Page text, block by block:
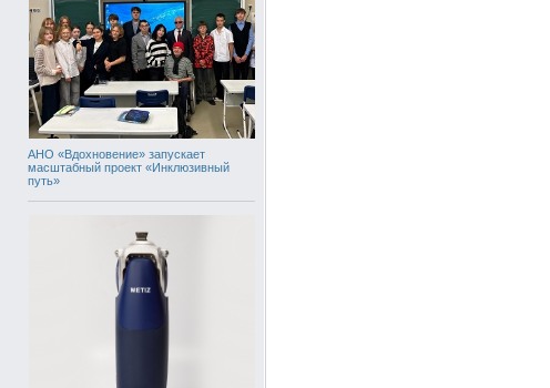
АНО «Вдохновение» запускает
масштабный проект «Инклюзивный
путь»